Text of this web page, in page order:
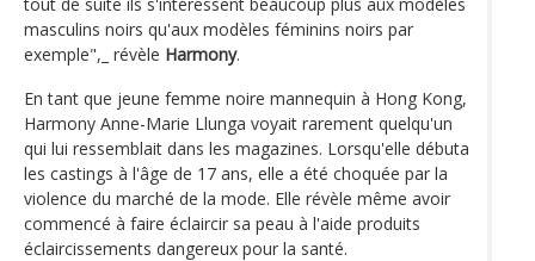
masculins noirs qu'aux modèles féminins noirs par
exemple",_ révèle Harmony.
En tant que jeune femme noire mannequin à Hong Kong,
Harmony Anne-Marie Llunga voyait rarement quelqu'un
qui lui ressemblait dans les magazines. Lorsqu'elle débuta
les castings à l'âge de 17 ans, elle a été choquée par la
violence du marché de la mode. Elle révèle même avoir
commencé à faire éclaircir sa peau à l'aide produits
éclaircissements dangereux pour la santé.